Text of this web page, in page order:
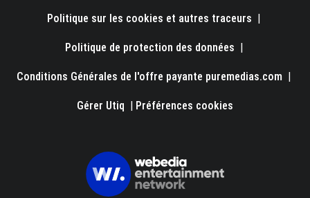
Politique sur les cookies et autres traceurs |
Politique de protection des données |
Conditions Générales de l'offre payante puremedias.com |
Gérer Utiq | Préférences cookies